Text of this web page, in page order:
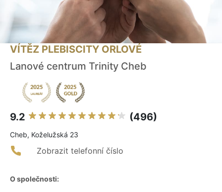
VÍTĚZ PLEBISCITY ORLOVÉ
Lanové centrum Trinity Cheb
9.2 (496)
Cheb, Koželužská 23
Zobrazit telefonní číslo
O společnosti: